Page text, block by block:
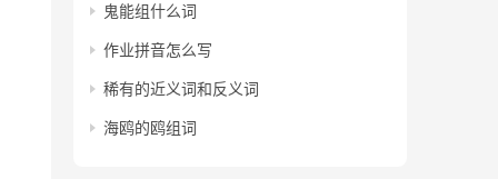
鬼能组什么词
作业拼音怎么写
稀有的近义词和反义词
海鸥的鸥组词